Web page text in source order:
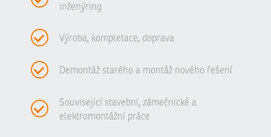
inženýring
Výroba, kompletace, doprava
Demontáž starého a montáž nového řešení
Související stavební, zámečnické a
elektromontážní práce